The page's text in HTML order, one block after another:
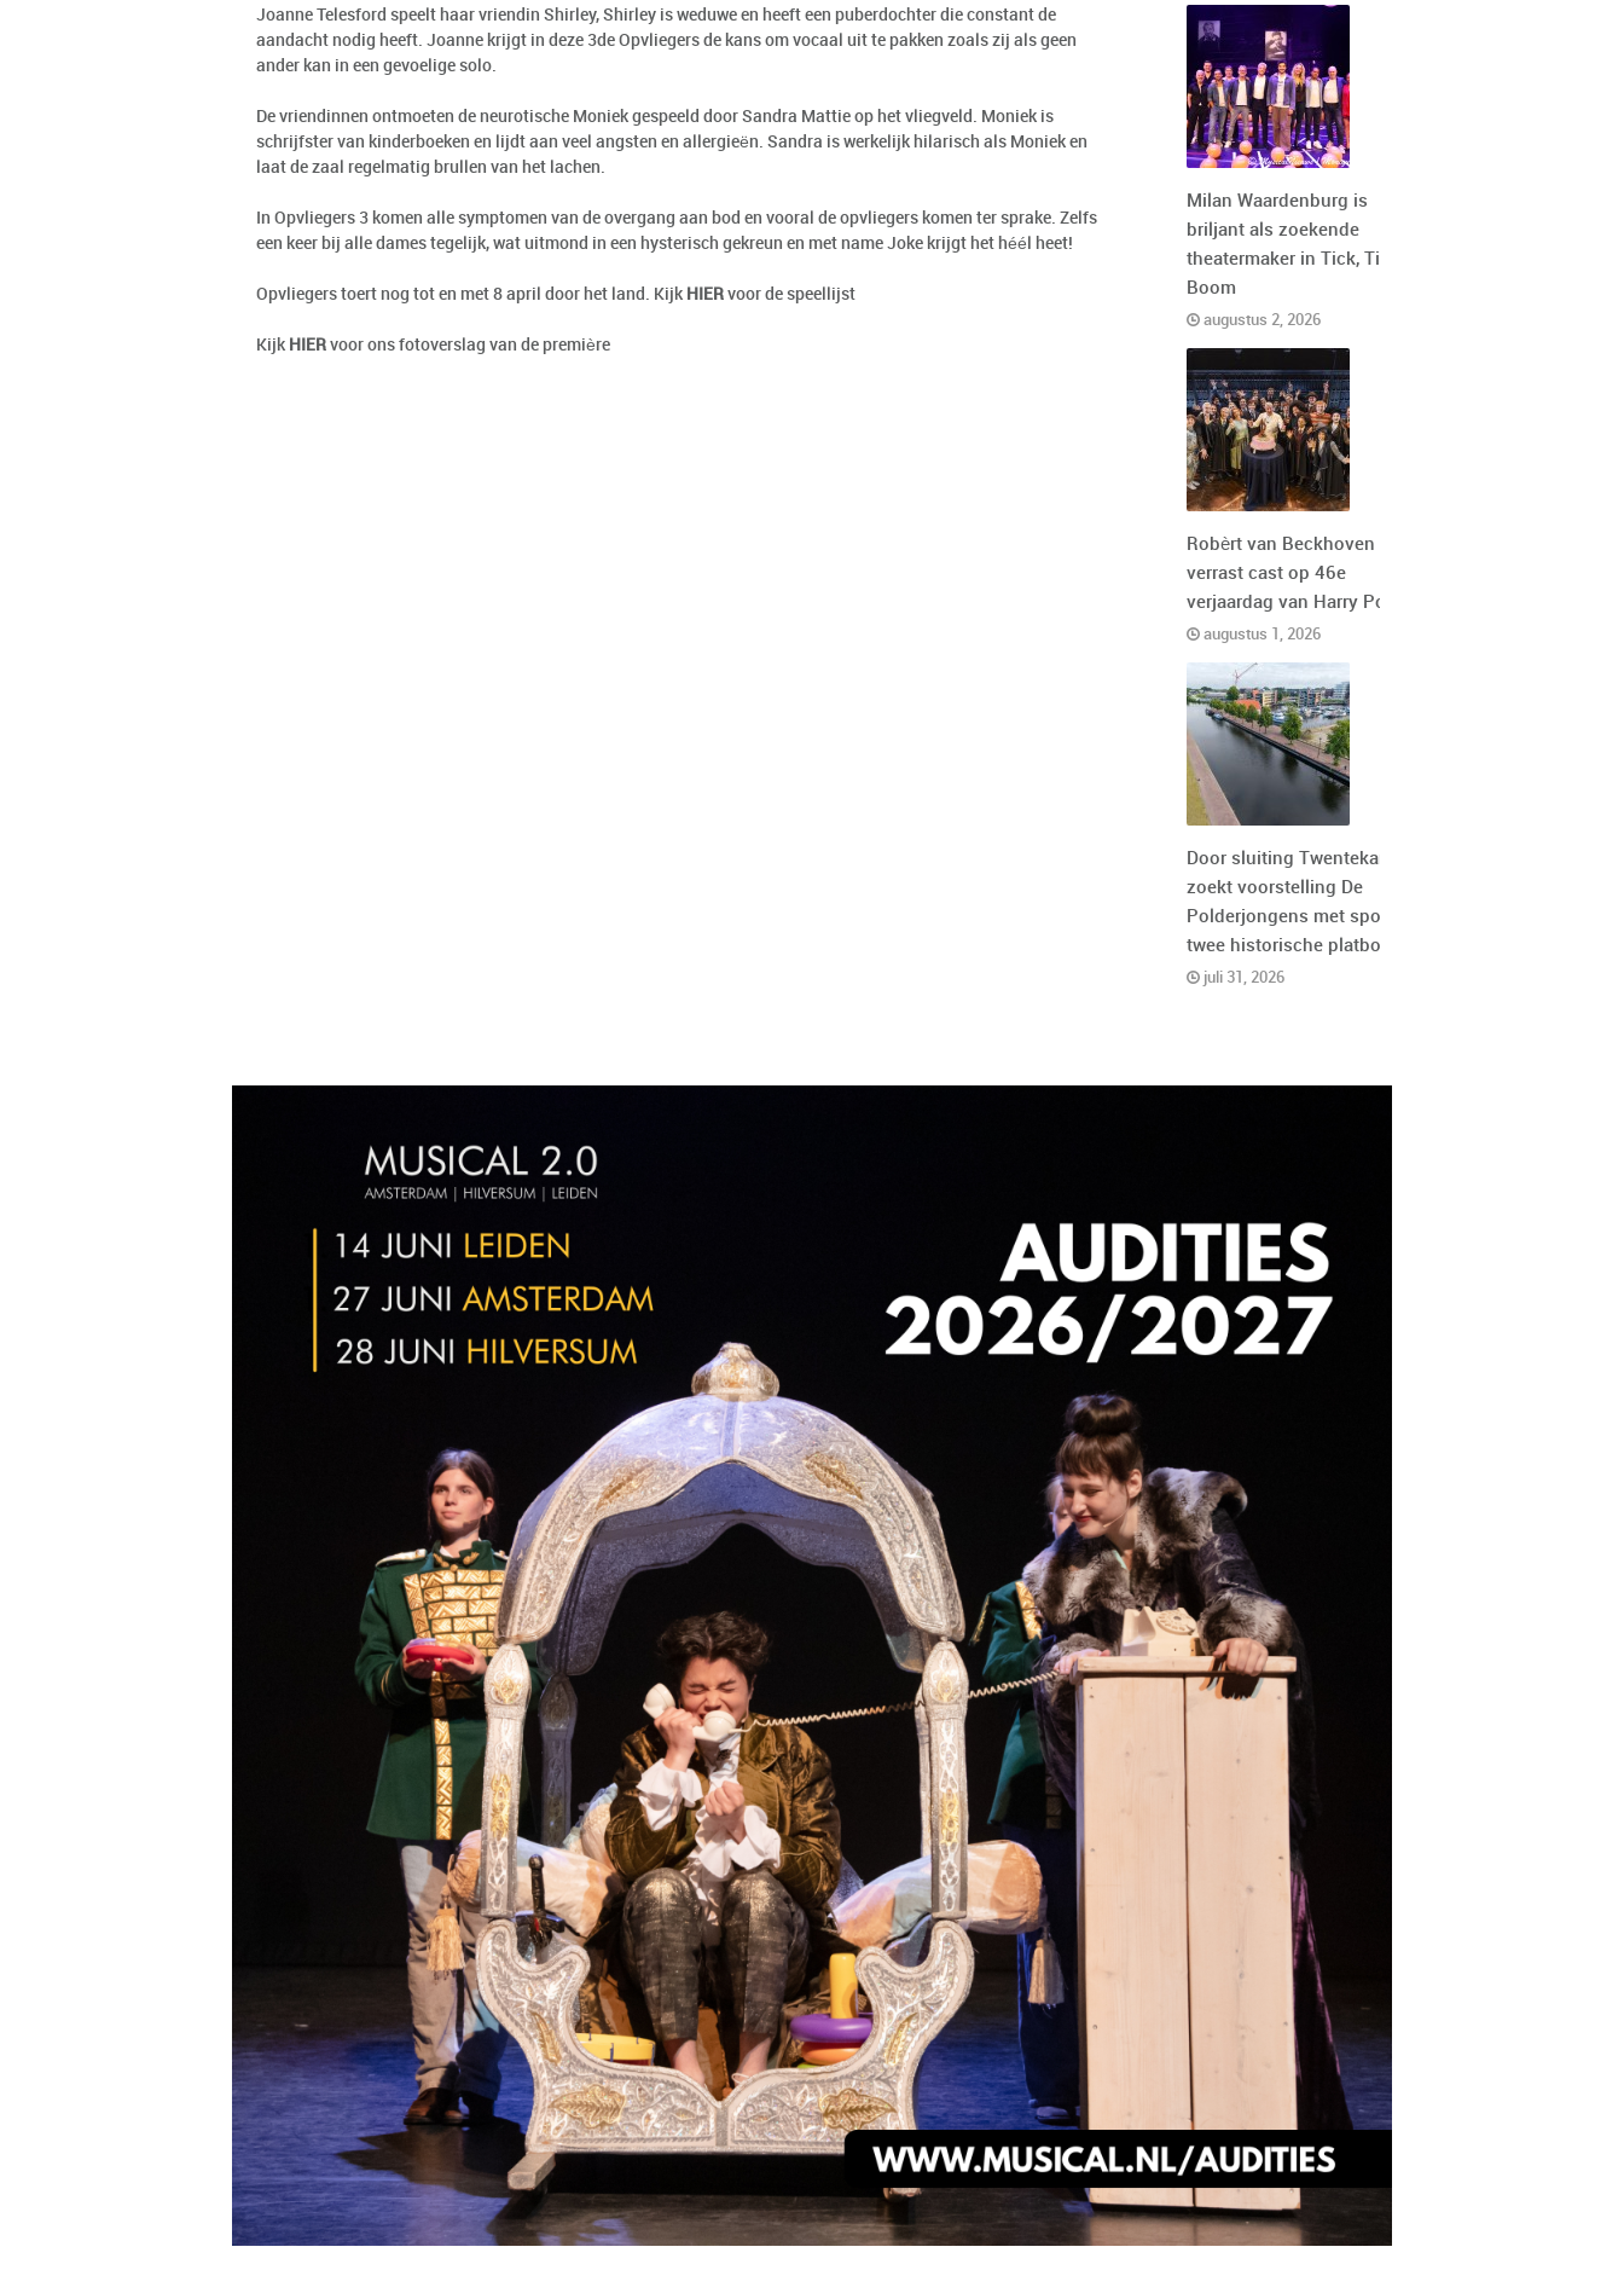
Joanne Telesford speelt haar vriendin Shirley, Shirley is weduwe en heeft een puberdochter die constant de
aandacht nodig heeft. Joanne krijgt in deze 3de Opvliegers de kans om vocaal uit te pakken zoals zij als geen
ander kan in een gevoelige solo.
De vriendinnen ontmoeten de neurotische Moniek gespeeld door Sandra Mattie op het vliegveld. Moniek is
schrijfster van kinderboeken en lijdt aan veel angsten en allergieën. Sandra is werkelijk hilarisch als Moniek en
laat de zaal regelmatig brullen van het lachen.
In Opvliegers 3 komen alle symptomen van de overgang aan bod en vooral de opvliegers komen ter sprake. Zelfs
een keer bij alle dames tegelijk, wat uitmond in een hysterisch gekreun en met name Joke krijgt het héél heet!
Opvliegers toert nog tot en met 8 april door het land. Kijk HIER voor de speellijst
Kijk HIER voor ons fotoverslag van de première
Milan Waardenburg is
briljant als zoekende
theatermaker in Tick, Tick,
Boom
augustus 2, 2026
Robèrt van Beckhoven
verrast cast op 46e
verjaardag van Harry Potter
augustus 1, 2026
Door sluiting Twentekanaal
zoekt voorstelling De
Polderjongens met spoed
twee historische platbodems
juli 31, 2026